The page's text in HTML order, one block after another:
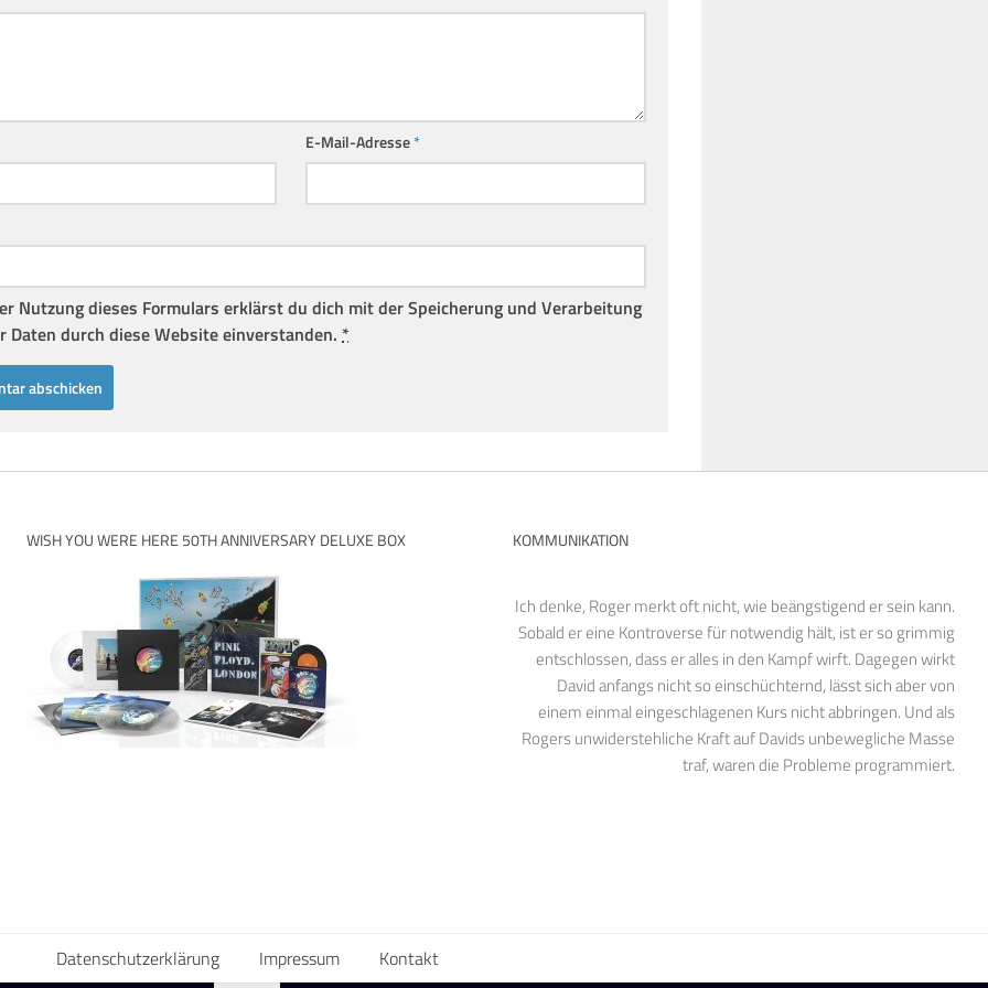
E-Mail-Adresse*
Nutzung dieses Formulars erklärst du dich mit der Speicherung und Verarbeitung
Daten durch diese Website einverstanden. *
WISH YOU WERE HERE 50TH ANNIVERSARY DELUXE BOX KOMMUNIKATION
Ich denke, Roger merkt oft nicht, wie beängstigend er sein kann.
Sobald er eine Kontroverse für notwendig hält, ist er so grimmig
entschlossen, dass er alles in den Kampf wirft. Dagegen wirkt
David anfangs nicht so einschüchternd, lässt sich aber von
einem einmal eingeschlagenen Kurs nicht abbringen. Und als
Rogers unwiderstehliche Kraft auf Davids unbewegliche Masse
traf, waren die Probleme programmiert.
Datenschutzerklärung Impressum Kontakt